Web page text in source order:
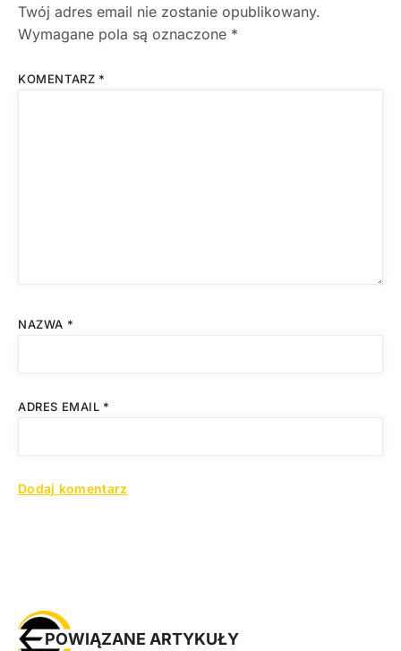
Twój adres email nie zostanie opublikowany.
Wymagane pola są oznaczone *
KOMENTARZ *
NAZWA *
ADRES EMAIL *
POWIĄZANE ARTYKUŁY